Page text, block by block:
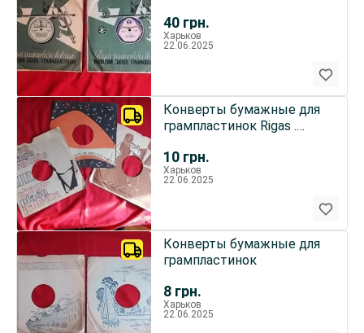
40 грн.
Раритет 1959г
Харьков
22.06.2025
10 грн.
Конверты бумажные для
грампластинок Rigas .
Харьков
22.06.2025
8 грн.
Конверты бумажные для
грампластинок
Харьков
22.06.2025